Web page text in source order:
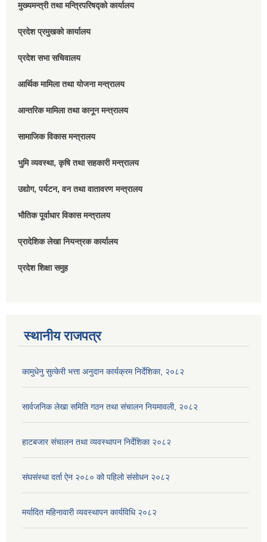
मुख्यमन्त्री तथा मन्त्रिपरिषद्को कार्यालय
प्रदेश प्रमुखको कार्यालय
प्रदेश सभा सचिवालय
आर्थिक मामिला तथा योजना मन्त्रालय
आन्तरिक मामिला तथा कानून मन्त्रालय
सामाजिक विकास मन्त्रालय
भुमि व्यवस्था, कृषि तथा सहकारी मन्त्रालय
उद्योग, पर्यटन, वन तथा वातावरण मन्त्रालय
भौतिक पूर्वाधार विकास मन्त्रालय
प्रादेशिक लेखा नियन्त्रक कार्यालय
प्रदेश शिक्षा समुह
स्थानीय राजपत्र
कामुधेनु सुत्केरी भत्ता अनुदान कार्यक्रम निर्देशिका, २०८२
सार्वजनिक लेखा समिति गठन तथा संचालन नियमावली, २०८२
हाटबजार संचालन तथा व्यवस्थापन निर्देशिका २०८२
संघसंस्था दर्ता ऐन २०८० को पहिलो संसोधन २०८२
मर्यादित महिनावारी व्यवस्थापन कार्यविधि २०८२